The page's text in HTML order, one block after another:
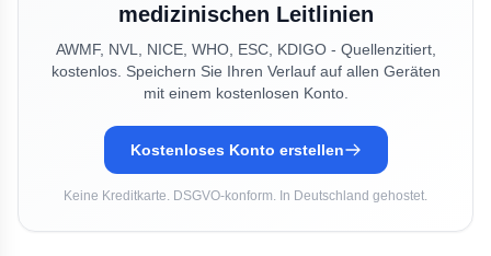
medizinischen Leitlinien
AWMF, NVL, NICE, WHO, ESC, KDIGO - Quellenzitiert,
kostenlos. Speichern Sie Ihren Verlauf auf allen Geräten
mit einem kostenlosen Konto.
Kostenloses Konto erstellen
Keine Kreditkarte. DSGVO-konform. In Deutschland gehostet.